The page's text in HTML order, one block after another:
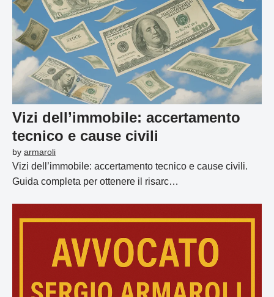
Vizi dell’immobile: accertamento
tecnico e cause civili
by armaroli
Vizi dell’immobile: accertamento tecnico e cause civili.
Guida completa per ottenere il risarc…